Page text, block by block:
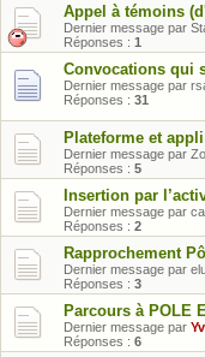
Appel à témoins
Dernier message par
Réponses : 1
Convocations qui
Dernier message par
Réponses : 31
Plateforme et
Dernier message par
Réponses : 5
Insertion par
Dernier message par
Réponses : 2
Rapprochement
Dernier message par
Réponses : 3
Parcours à POLE
Dernier message par
Réponses : 6